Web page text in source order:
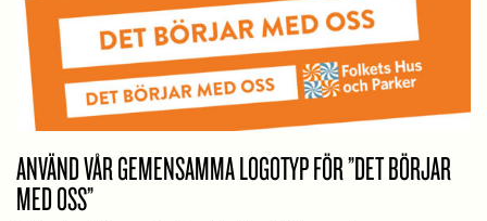
ANVÄND VÅR GEMENSAMMA LOGOTYP FÖR ”DET BÖRJAR
MED OSS”